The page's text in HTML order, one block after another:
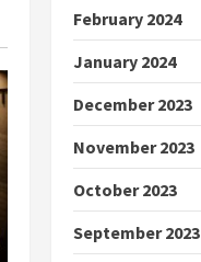
February 2024
January 2024
December 2023
November 2023
October 2023
September 2023